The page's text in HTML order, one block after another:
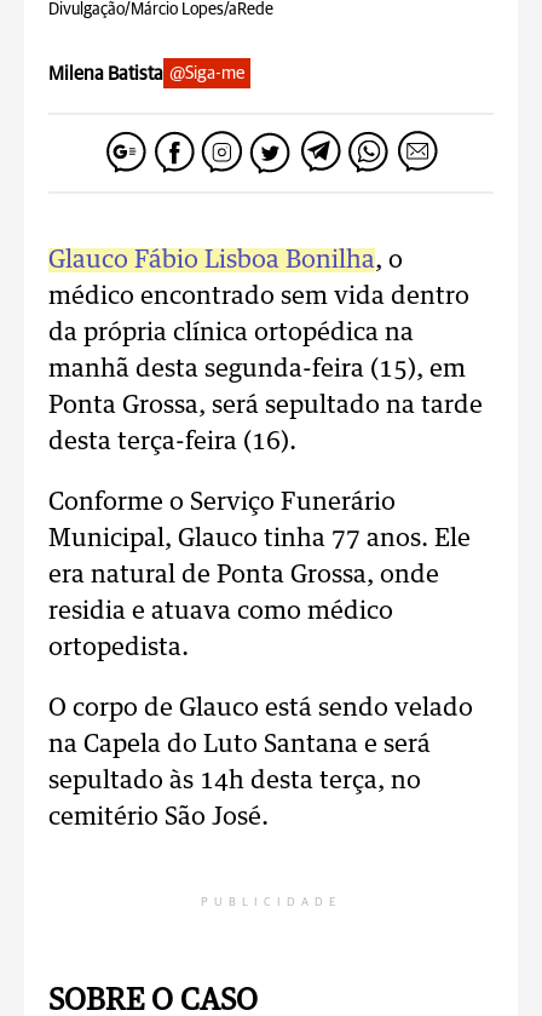
Divulgação/Márcio Lopes/aRede
Milena Batista @Siga-me
Glauco Fábio Lisboa Bonilha, o
médico encontrado sem vida dentro
da própria clínica ortopédica na
manhã desta segunda-feira (15), em
Ponta Grossa, será sepultado na tarde
desta terça-feira (16).
Conforme o Serviço Funerário
Municipal, Glauco tinha 77 anos. Ele
era natural de Ponta Grossa, onde
residia e atuava como médico
ortopedista.
O corpo de Glauco está sendo velado
na Capela do Luto Santana e será
sepultado às 14h desta terça, no
cemitério São José.
PUBLICIDADE
SOBRE O CASO